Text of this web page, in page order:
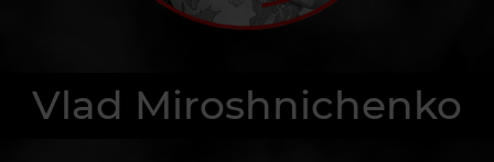
Vlad Miroshnichenko